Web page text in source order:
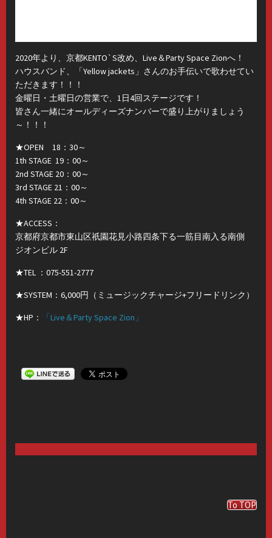
2020年より、京都KENTO`S改め、Live＆Party Space Zionへ！
ハウスバンド、「Yellow jackets」さんのお手伝いで歌わせてい
ただきます！！！
金曜日・土曜日の営業で、1日4回ステージです！
皆さん一緒にオールディーズナンバーで盛り上がりましょう
～！！！
★OPEN 18：30～
1th STAGE 19：00～
2nd STAGE 20：00～
3rd STAGE 21：00～
4th STAGE 22：00～
★ACCESS：
京都府京都市東山区祇園花見小路四条下る一筋目南入る南側
ジオンビル 2F
★TEL ：075-551-2777
★SYSTEM：6,000円（ミュージックチャージ+フリードリンク）
★HP： 「Live＆Party Space Zion」
To TOP